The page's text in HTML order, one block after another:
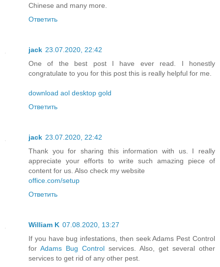
Chinese and many more.
Ответить
jack 23.07.2020, 22:42
One of the best post I have ever read. I honestly
congratulate to you for this post this is really helpful for me.
download aol desktop gold
Ответить
jack 23.07.2020, 22:42
Thank you for sharing this information with us. I really
appreciate your efforts to write such amazing piece of
content for us. Also check my website
office.com/setup
Ответить
William K 07.08.2020, 13:27
If you have bug infestations, then seek Adams Pest Control
for Adams Bug Control services. Also, get several other
services to get rid of any other pest.